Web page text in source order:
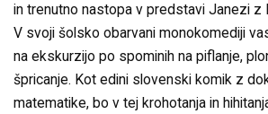
in trenutno nastopa v predstavi Janezi z
V svoji šolsko obarvani monokomediji
na ekskurzijo po spominih na piflanje,
špricanje. Kot edini slovenski komik z
matematike, bo v tej krohotanja in